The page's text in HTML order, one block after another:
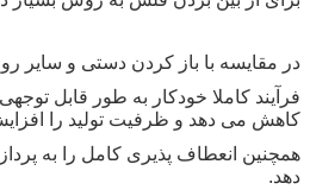
در مقایسه با باز کردن دستی و سایر
فرآیند کاملا خودکار به طور قابل
کاهش می دهد و ظرفیت تولید را
همچنین انعطاف پذیری کامل را به
دهد.